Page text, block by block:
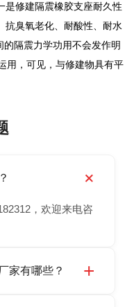
是修建隔震橡胶支座耐久性
抗臭氧老化、耐酸性、耐水
隔震力学功用不会发作明
用，可见，与修建物具有平
，欢迎来电咨
家有哪些？